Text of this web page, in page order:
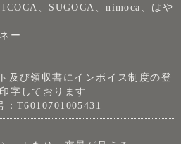
ICOCA、SUGOCA、nimoca、はや
ー
及び領収書にインボイス制度の登
字しております
：T6010701005431